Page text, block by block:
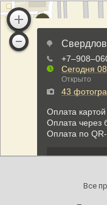
Все